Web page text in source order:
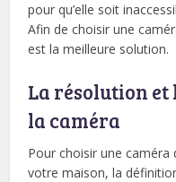
pour qu’elle soit
Afin de choisir une
est la meilleure solution.
La résolution et
la caméra
Pour choisir une caméra
votre maison, la